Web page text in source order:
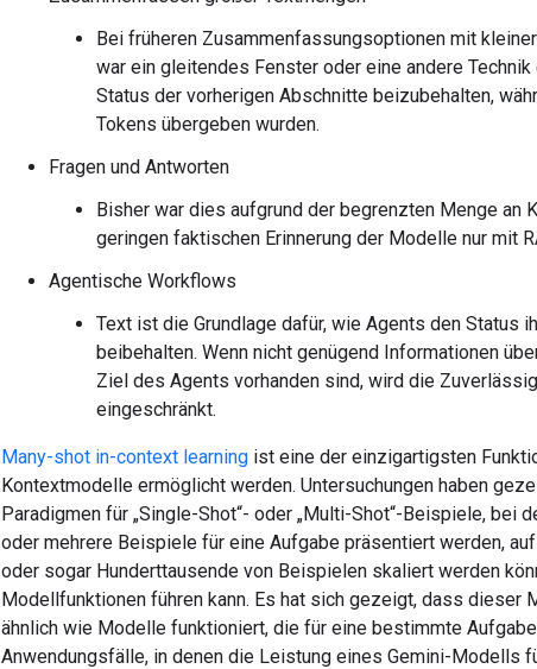
Bei früheren Zusammenfassungsoptionen mit
war ein gleitendes Fenster oder eine andere
Status der vorherigen Abschnitte beizubehalten,
Tokens übergeben wurden.
Fragen und Antworten
Bisher war dies aufgrund der begrenzten Menge an
geringen faktischen Erinnerung der Modelle nur mit
Agentische Workflows
Text ist die Grundlage dafür, wie Agents den Status
beibehalten. Wenn nicht genügend Informationen
Ziel des Agents vorhanden sind, wird die
eingeschränkt.
Many-shot in-context learning ist eine der einzigartigsten
Kontextmodelle ermöglicht werden. Untersuchungen haben
Paradigmen für „Single-Shot“- oder „Multi-Shot“-Beispiele, bei
oder mehrere Beispiele für eine Aufgabe präsentiert werden,
oder sogar Hunderttausende von Beispielen skaliert werden
Modellfunktionen führen kann. Es hat sich gezeigt, dass dieser
ähnlich wie Modelle funktioniert, die für eine bestimmte
Anwendungsfälle, in denen die Leistung eines Gemini-Modells